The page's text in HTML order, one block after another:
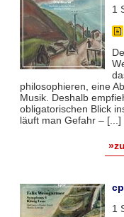
1
philosophieren, eine
Musik. Deshalb
obligatorischen Blick
läuft man Gefahr – [...]
1